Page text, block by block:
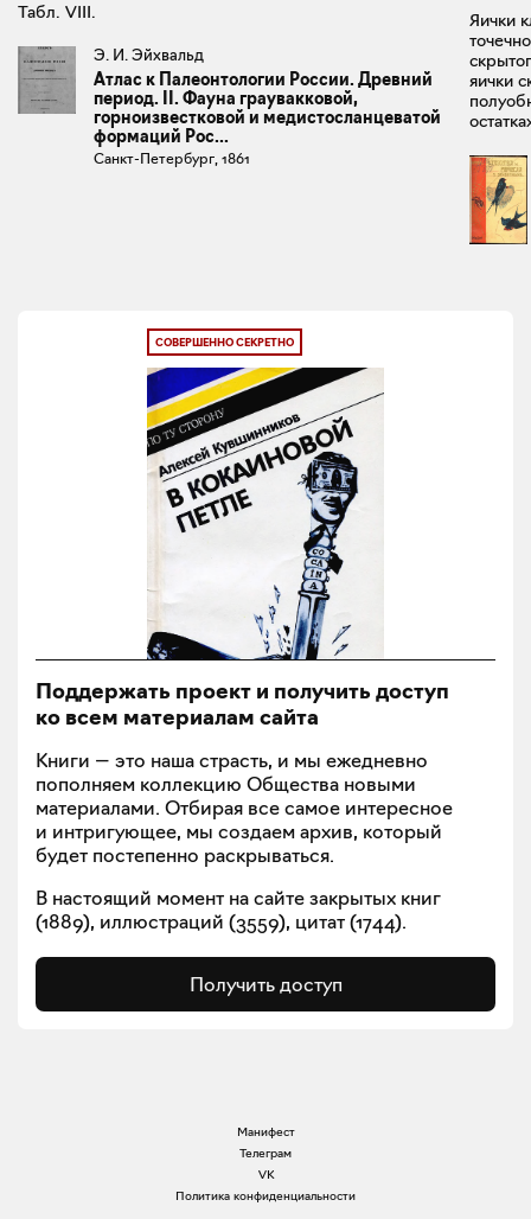
Табл. VIII.
Э. И. Эйхвальд
Атлас к Палеонтологии России. Древний
период. II. Фауна граувакковой,
горноизвестковой и медистосланцеватой
формаций Рос...
Санкт-Петербург, 1861
Яички
яички
СОВЕРШЕННО СЕКРЕТНО
Поддержать проект и получить доступ
ко всем материалам сайта
Книги — это наша страсть, и мы ежедневно
пополняем коллекцию Общества новыми
материалами. Отбирая все самое интересное
и интригующее, мы создаем архив, который
будет постепенно раскрываться.
В настоящий момент на сайте закрытых книг
(1889), иллюстраций (3559), цитат (1744).
Получить доступ
Манифест
Телеграм
VK
Политика конфиденциальности